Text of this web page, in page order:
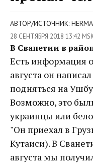
АВТОР/ИСТОЧНИК:
28 СЕНТЯБРЯ 2018 13:42
В Сванетии в
Есть информация
августа он
подняться на
Возможно, это
украинцы или
"Он приехал в
Кутаиси). В
августа мы